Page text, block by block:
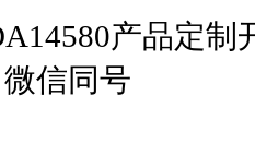
产品定
微信同号